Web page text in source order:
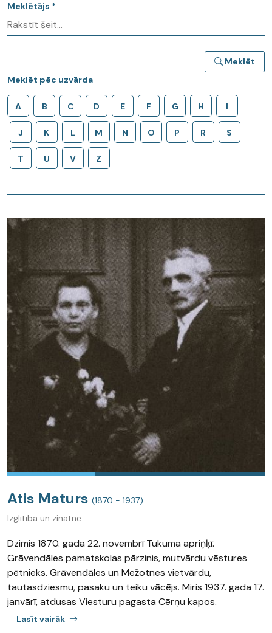
Meklētājs *
Meklēt
Meklēt pēc uzvārda
A B C D E F G H I
J K L M N O P R S
T U V Z
Atis Maturs (1870 - 1937)
Izglītība un zinātne
Dzimis 1870. gada 22. novembrī Tukuma apriņķī.
Grāvendāles pamatskolas pārzinis, mutvārdu vēstures
pētnieks. Grāvendāles un Mežotnes vietvārdu,
tautasdziesmu, pasaku un teiku vācējs. Miris 1937. gada 17.
janvārī, atdusas Viesturu pagasta Cērņu kapos.
Lasīt vairāk